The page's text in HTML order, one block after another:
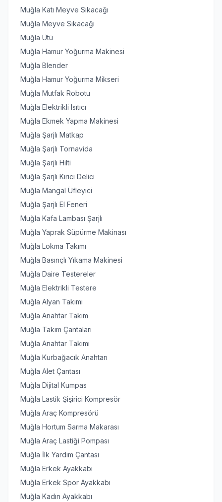
Muğla Katı Meyve Sıkacağı
Muğla Meyve Sıkacağı
Muğla Ütü
Muğla Hamur Yoğurma Makinesi
Muğla Blender
Muğla Hamur Yoğurma Mikseri
Muğla Mutfak Robotu
Muğla Elektrikli Isıtıcı
Muğla Ekmek Yapma Makinesi
Muğla Şarjlı Matkap
Muğla Şarjlı Tornavida
Muğla Şarjlı Hilti
Muğla Şarjlı Kırıcı Delici
Muğla Mangal Üfleyici
Muğla Şarjlı El Feneri
Muğla Kafa Lambası Şarjlı
Muğla Yaprak Süpürme Makinası
Muğla Lokma Takımı
Muğla Basınçlı Yıkama Makinesi
Muğla Daire Testereler
Muğla Elektrikli Testere
Muğla Alyan Takımı
Muğla Anahtar Takım
Muğla Takım Çantaları
Muğla Anahtar Takımı
Muğla Kurbağacık Anahtarı
Muğla Alet Çantası
Muğla Dijital Kumpas
Muğla Lastik Şişirici Kompresör
Muğla Araç Kompresörü
Muğla Hortum Sarma Makarası
Muğla Araç Lastiği Pompası
Muğla İlk Yardım Çantası
Muğla Erkek Ayakkabı
Muğla Erkek Spor Ayakkabı
Muğla Kadın Ayakkabı